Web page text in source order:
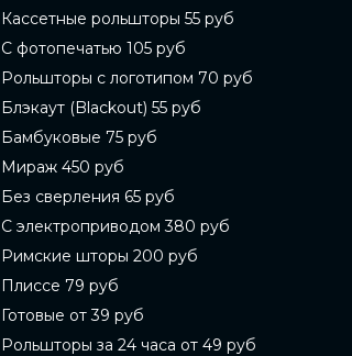
Кассетные рольшторы 55 руб
С фотопечатью 105 руб
Рольшторы с логотипом 70 руб
Блэкаут (Blackout) 55 руб
Бамбуковые 75 руб
Мираж 450 руб
Без сверления 65 руб
С электроприводом 380 руб
Римские шторы 200 руб
Плиссе 79 руб
Готовые от 39 руб
Рольшторы за 24 часа от 49 руб